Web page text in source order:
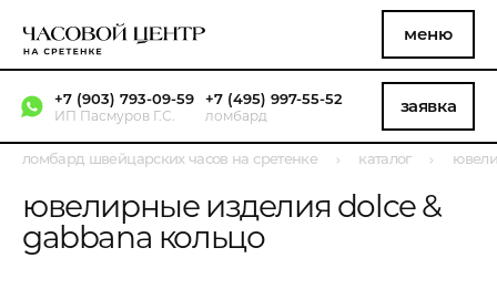
меню
+7 (903) 793-09-59
ИП Пасмуров Г.С.
+7 (495) 997-55-52
ломбард заявка
ломбард швейцарских часов на сретенке каталог
ювелирные изделия dolce &
gabbana кольцо